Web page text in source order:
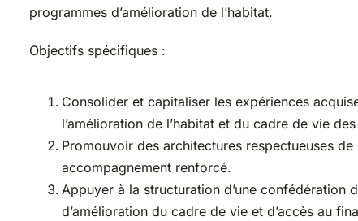
programmes d’amélioration de l’habitat.
Objectifs spécifiques :
Consolider et capitaliser les expériences
l’amélioration de l’habitat et du cadre de vie
Promouvoir des architectures respectueuses
accompagnement renforcé.
Appuyer à la structuration d’une
d’amélioration du cadre de vie et d’accès au